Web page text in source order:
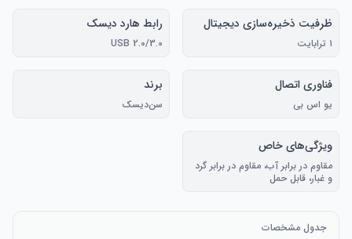
ظرفیت ذخیره‌سازی دیجیتال
۱ ترابایت
رابط هارد دیسک
USB 2.0/3.0
فناوری اتصال
یو اس بی
برند
سن‌دیسک
ویژگی‌های خاص
مقاوم در برابر آب، مقاوم در برابر گرد
و غبار، قابل حمل
جدول مشخصات